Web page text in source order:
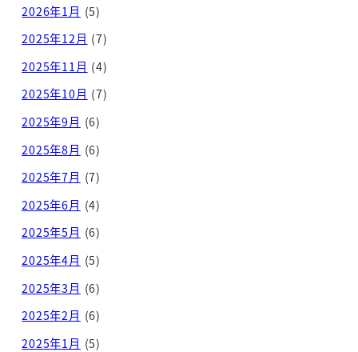
2026年1月 (5)
2025年12月 (7)
2025年11月 (4)
2025年10月 (7)
2025年9月 (6)
2025年8月 (6)
2025年7月 (7)
2025年6月 (4)
2025年5月 (6)
2025年4月 (5)
2025年3月 (6)
2025年2月 (6)
2025年1月 (5)